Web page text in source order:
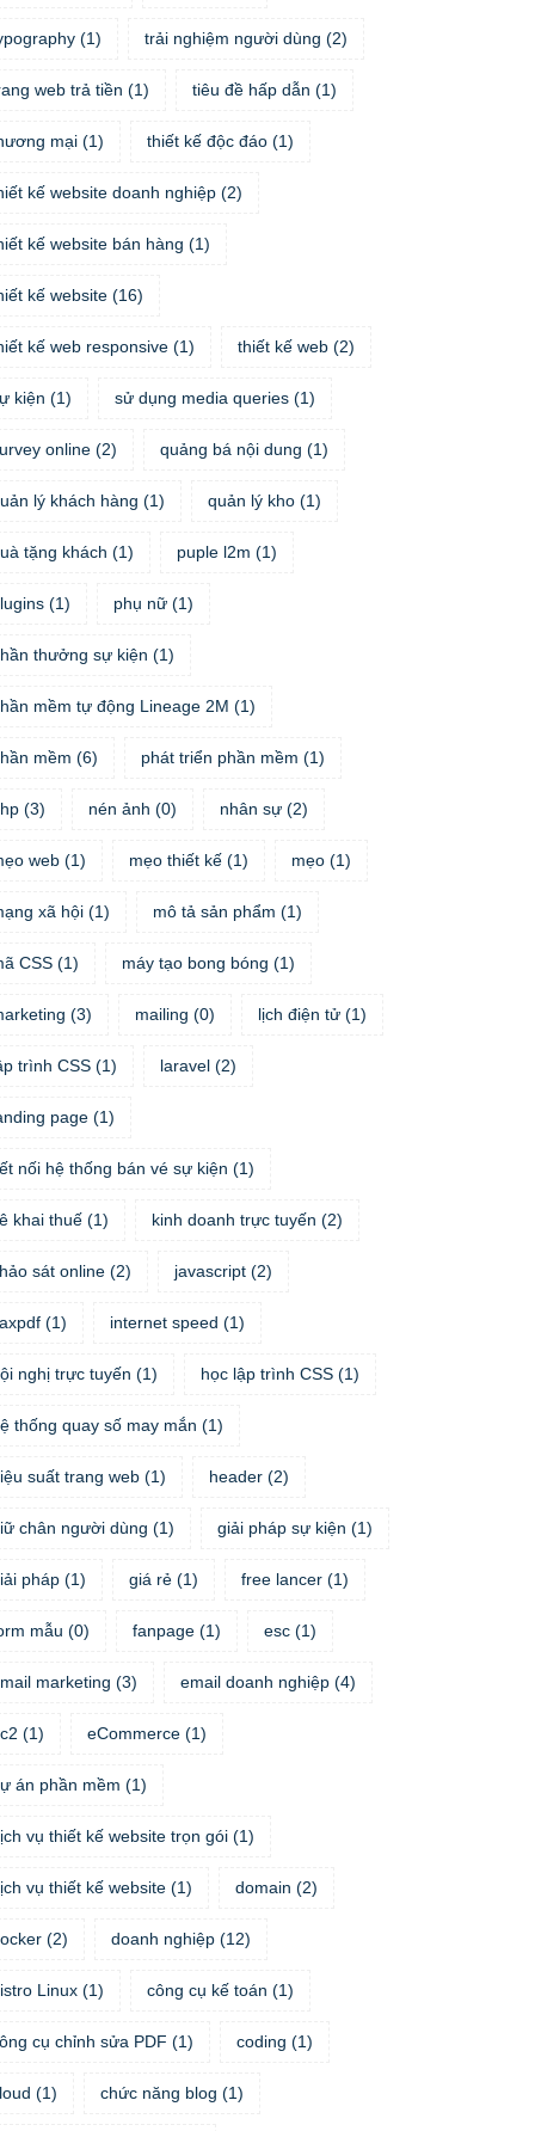
(1) trải nghiệm người dùng (2)
web trả tiền (1) tiêu đề hấp dẫn (1)
mại (1) thiết kế độc đáo (1)
kế website doanh nghiệp (2)
kế website bán hàng (1)
kế website (16)
kế web responsive (1) thiết kế web (2)
kiện (1) sử dụng media queries (1)
online (2) quảng bá nội dung (1)
lý khách hàng (1) quản lý kho (1)
tặng khách (1) puple l2m (1)
(1) phụ nữ (1)
thưởng sự kiện (1)
mềm tự động Lineage 2M (1)
mềm (6) phát triển phần mềm (1)
(3) nén ảnh (0) nhân sự (2)
web (1) mẹo thiết kế (1) mẹo (1)
xã hội (1) mô tả sản phẩm (1)
CSS (1) máy tạo bong bóng (1)
(3) mailing (0) lịch điện tử (1)
trình CSS (1) laravel (2)
page (1)
nối hệ thống bán vé sự kiện (1)
khai thuế (1) kinh doanh trực tuyến (2)
sát online (2) javascript (2)
(1) internet speed (1)
nghị trực tuyến (1) học lập trình CSS (1)
thống quay số may mắn (1)
suất trang web (1) header (2)
chân người dùng (1) giải pháp sự kiện (1)
pháp (1) giá rẻ (1) free lancer (1)
mẫu (0) fanpage (1) esc (1)
marketing (3) email doanh nghiệp (4)
(1) eCommerce (1)
án phần mềm (1)
vụ thiết kế website trọn gói (1)
vụ thiết kế website (1) domain (2)
(2) doanh nghiệp (12)
Linux (1) công cụ kế toán (1)
cụ chỉnh sửa PDF (1) coding (1)
(1) chức năng blog (1)